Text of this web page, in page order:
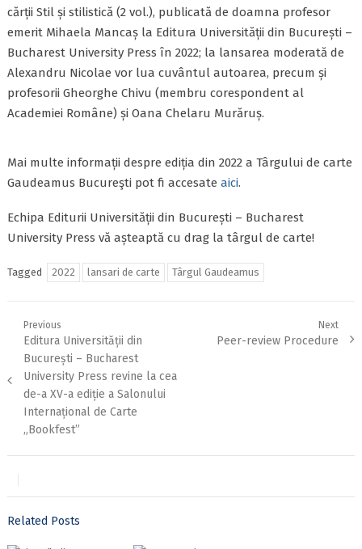
cărții Stil și stilistică (2 vol.), publicată de doamna profesor
emerit Mihaela Mancaș la Editura Universității din București –
Bucharest University Press în 2022; la lansarea moderată de
Alexandru Nicolae vor lua cuvântul autoarea, precum și
profesorii Gheorghe Chivu (membru corespondent al
Academiei Române) și Oana Chelaru Murăruș.
Mai multe informații despre ediția din 2022 a Târgului de carte
Gaudeamus Bucureşti pot fi accesate aici.
Echipa Editurii Universității din București – Bucharest
University Press vă așteaptă cu drag la târgul de carte!
Tagged 2022 lansari de carte Târgul Gaudeamus
Post
navigation
Previous
Previous
post:
Editura Universității din
București – Bucharest
University Press revine la cea
de-a XV-a ediție a Salonului
Internațional de Carte
„Bookfest”
Next
Next
Peer-review Procedure
Related Posts